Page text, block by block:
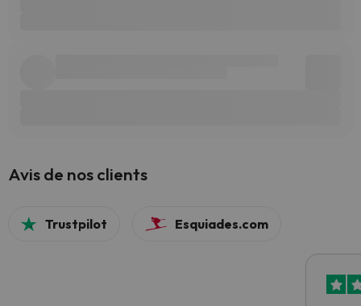
Avis de nos clients
Trustpilot Esquiades.com